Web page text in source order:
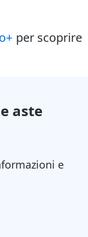
per scoprire
aste
e